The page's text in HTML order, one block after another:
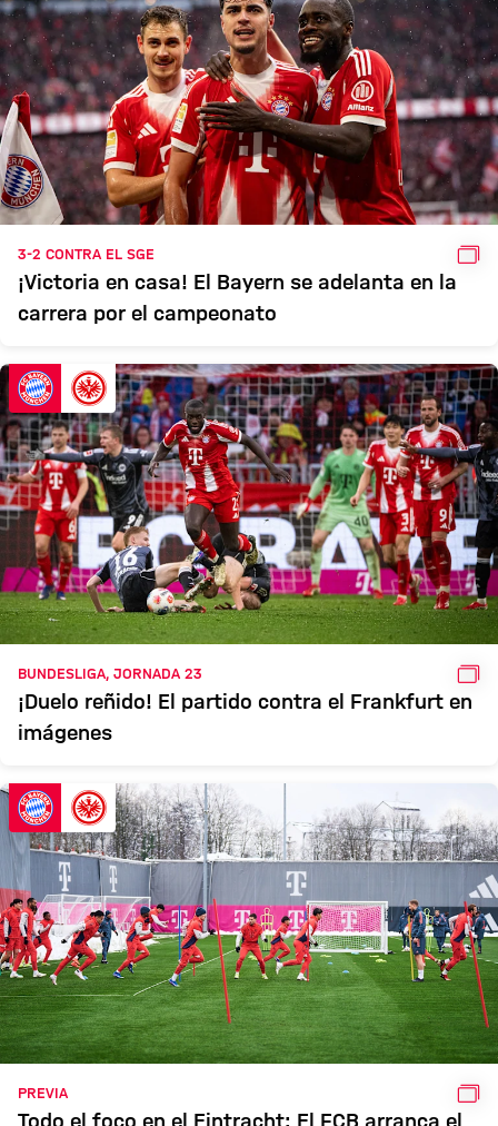
3-2 CONTRA EL SGE
¡Victoria en casa! El Bayern se adelanta en la
carrera por el campeonato
BUNDESLIGA, JORNADA 23
¡Duelo reñido! El partido contra el Frankfurt en
imágenes
PREVIA
Todo el foco en el Eintracht: El FCB arranca el